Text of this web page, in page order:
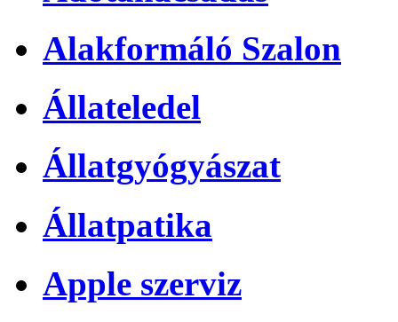
Alakformáló Szalon
Állateledel
Állatgyógyászat
Állatpatika
Apple szerviz